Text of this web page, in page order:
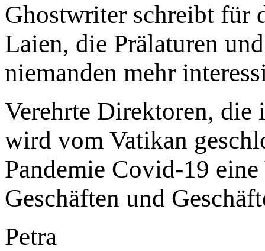
Ghostwriter schreibt für
Laien, die Prälaturen
niemanden mehr
Verehrte Direktoren, die
wird vom Vatikan
Pandemie Covid-19
Geschäften und
Petra